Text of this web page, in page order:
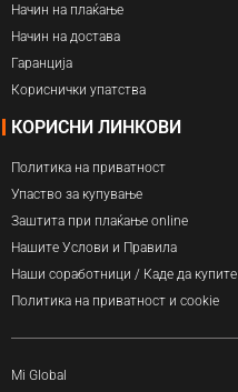
Начин на плаќање
Начин на достава
Гаранција
Кориснички упатства
КОРИСНИ ЛИНКОВИ
Политика на приватност
Упаство за купување
Заштита при плаќање online
Нашите Услови и Правила
Наши соработници / Каде да купите
Политика на приватност и cookie
Mi Global